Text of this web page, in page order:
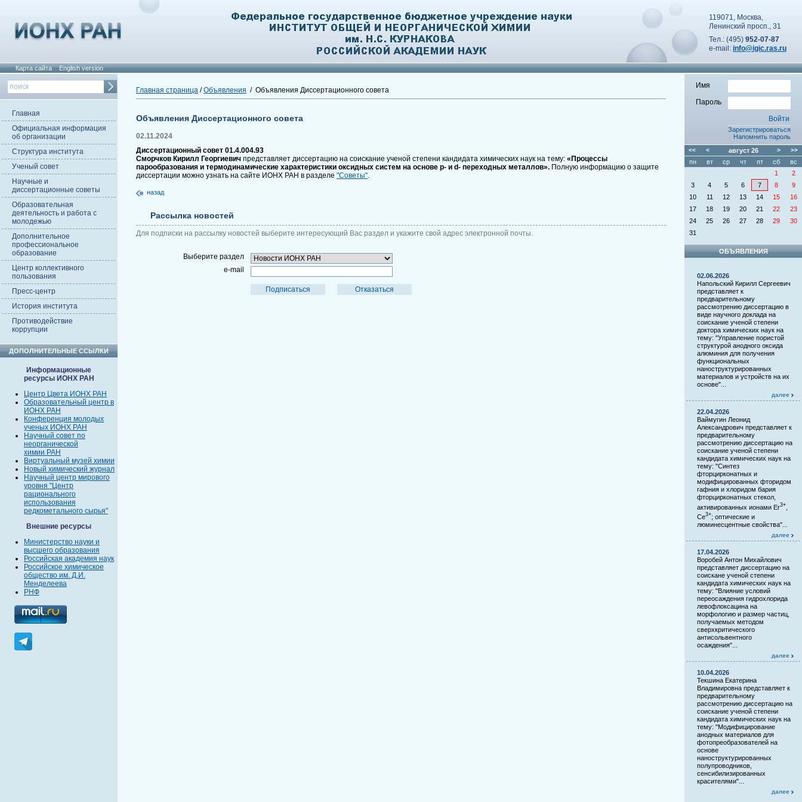
119071, Москва,
Ленинский просп., 31
Тел.: (495) 952-07-87
e-mail: info@igic.ras.ru
Карта сайта English version
Главная
Официальная информация
об организации
Структура института
Ученый совет
Научные и
диссертационные советы
Образовательная
деятельность и работа с
молодежью
Дополнительное
профессиональное
образование
Центр коллективного
пользования
Пресс-центр
История института
Противодействие
коррупции
ДОПОЛНИТЕЛЬНЫЕ ССЫЛКИ
Информационные
ресурсы ИОНХ РАН
Центр Цвета ИОНХ РАН
Образовательный центр в
ИОНХ РАН
Конференция молодых
ученых ИОНХ РАН
Научный совет по
неорганической
химии РАН
Виртуальный музей химии
Новый химический журнал
Научный центр мирового
уровня "Центр
рационального
использования
редкометального сырья"
Внешние ресурсы
Министерство науки и
высшего образования
Российская академия наук
Российское химическое
общество им. Д.И.
Менделеева
РНФ
Главная страница /Объявления / Объявления Диссертационного совета
Объявления Диссертационного совета
02.11.2024
Диссертационный совет 01.4.004.93
Сморчков Кирилл Георгиевич представляет диссертацию на соискание ученой степени кандидата химических наук на тему: «Процессы
парообразования и термодинамические характеристики оксидных систем на основе р- и d- переходных металлов». Полную информацию о защите
диссертации можно узнать на сайте ИОНХ РАН в разделе "Советы".
назад
Рассылка новостей
Для подписки на рассылку новостей выберите интересующий Вас раздел и укажите свой адрес электронной почты.
Выберите раздел
e-mail
Имя
Пароль
Зарегистрироваться
Напомнить пароль
<< < август26 > >>
пн вт ср чт пт сб
вс
1
2
3
4 5 6 7 8
9
10
11 12 13 14 15
16
17
18 19 20 21 22
23
24
25 26 27 28 29
30
31
ОБЪЯВЛЕНИЯ
02.06.2026
Напольский Кирилл Сергеевич
представляет к
предварительному
рассмотрению диссертацию в
виде научного доклада на
соискание ученой степени
доктора химических наук на
тему: "Управление пористой
структурой анодного оксида
алюминия для получения
функциональных
наноструктурированных
материалов и устройств на их
основе"...
далее
22.04.2026
Ваймугин Леонид
Александрович представляет к
предварительному
рассмотрению диссертацию на
соискание ученой степени
кандидата химических наук на
тему: "Синтез
фторцирконатных и
модифицированных фторидом
гафния и хлоридом бария
фторцирконатных стекол,
активированных ионами Er3+
Ce3+; оптические и
люминесцентные свойства"...
далее
17.04.2026
Воробей Антон Михайлович
представляет диссертацию на
соискане ученой степени
кандидата химических наук на
тему: "Влияние условий
переосаждения гидрохлорида
левофлоксацина на
морфологию и размер частиц,
получаемых методом
сверхкритического
антисольвентного
осаждения"...
далее
10.04.2026
Текшина Екатерина
Владимировна представляет к
предварительному
рассмотрению диссертацию на
соискание ученой степени
кандидата химических наук на
тему: "Модифицирование
анодных материалов для
фотопреобразователей на
основе
наноструктурированных
полупроводников,
сенсибилизированных
красителями"...
далее